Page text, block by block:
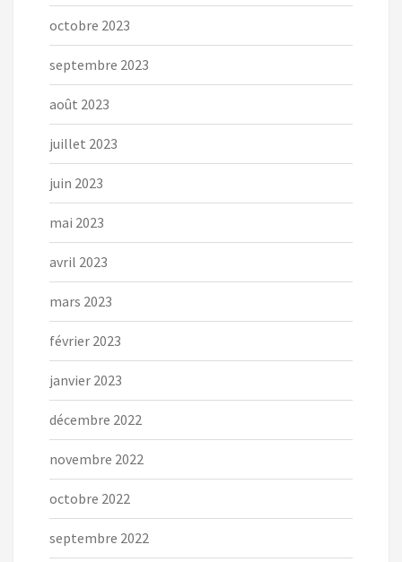
octobre 2023
septembre 2023
août 2023
juillet 2023
juin 2023
mai 2023
avril 2023
mars 2023
février 2023
janvier 2023
décembre 2022
novembre 2022
octobre 2022
septembre 2022